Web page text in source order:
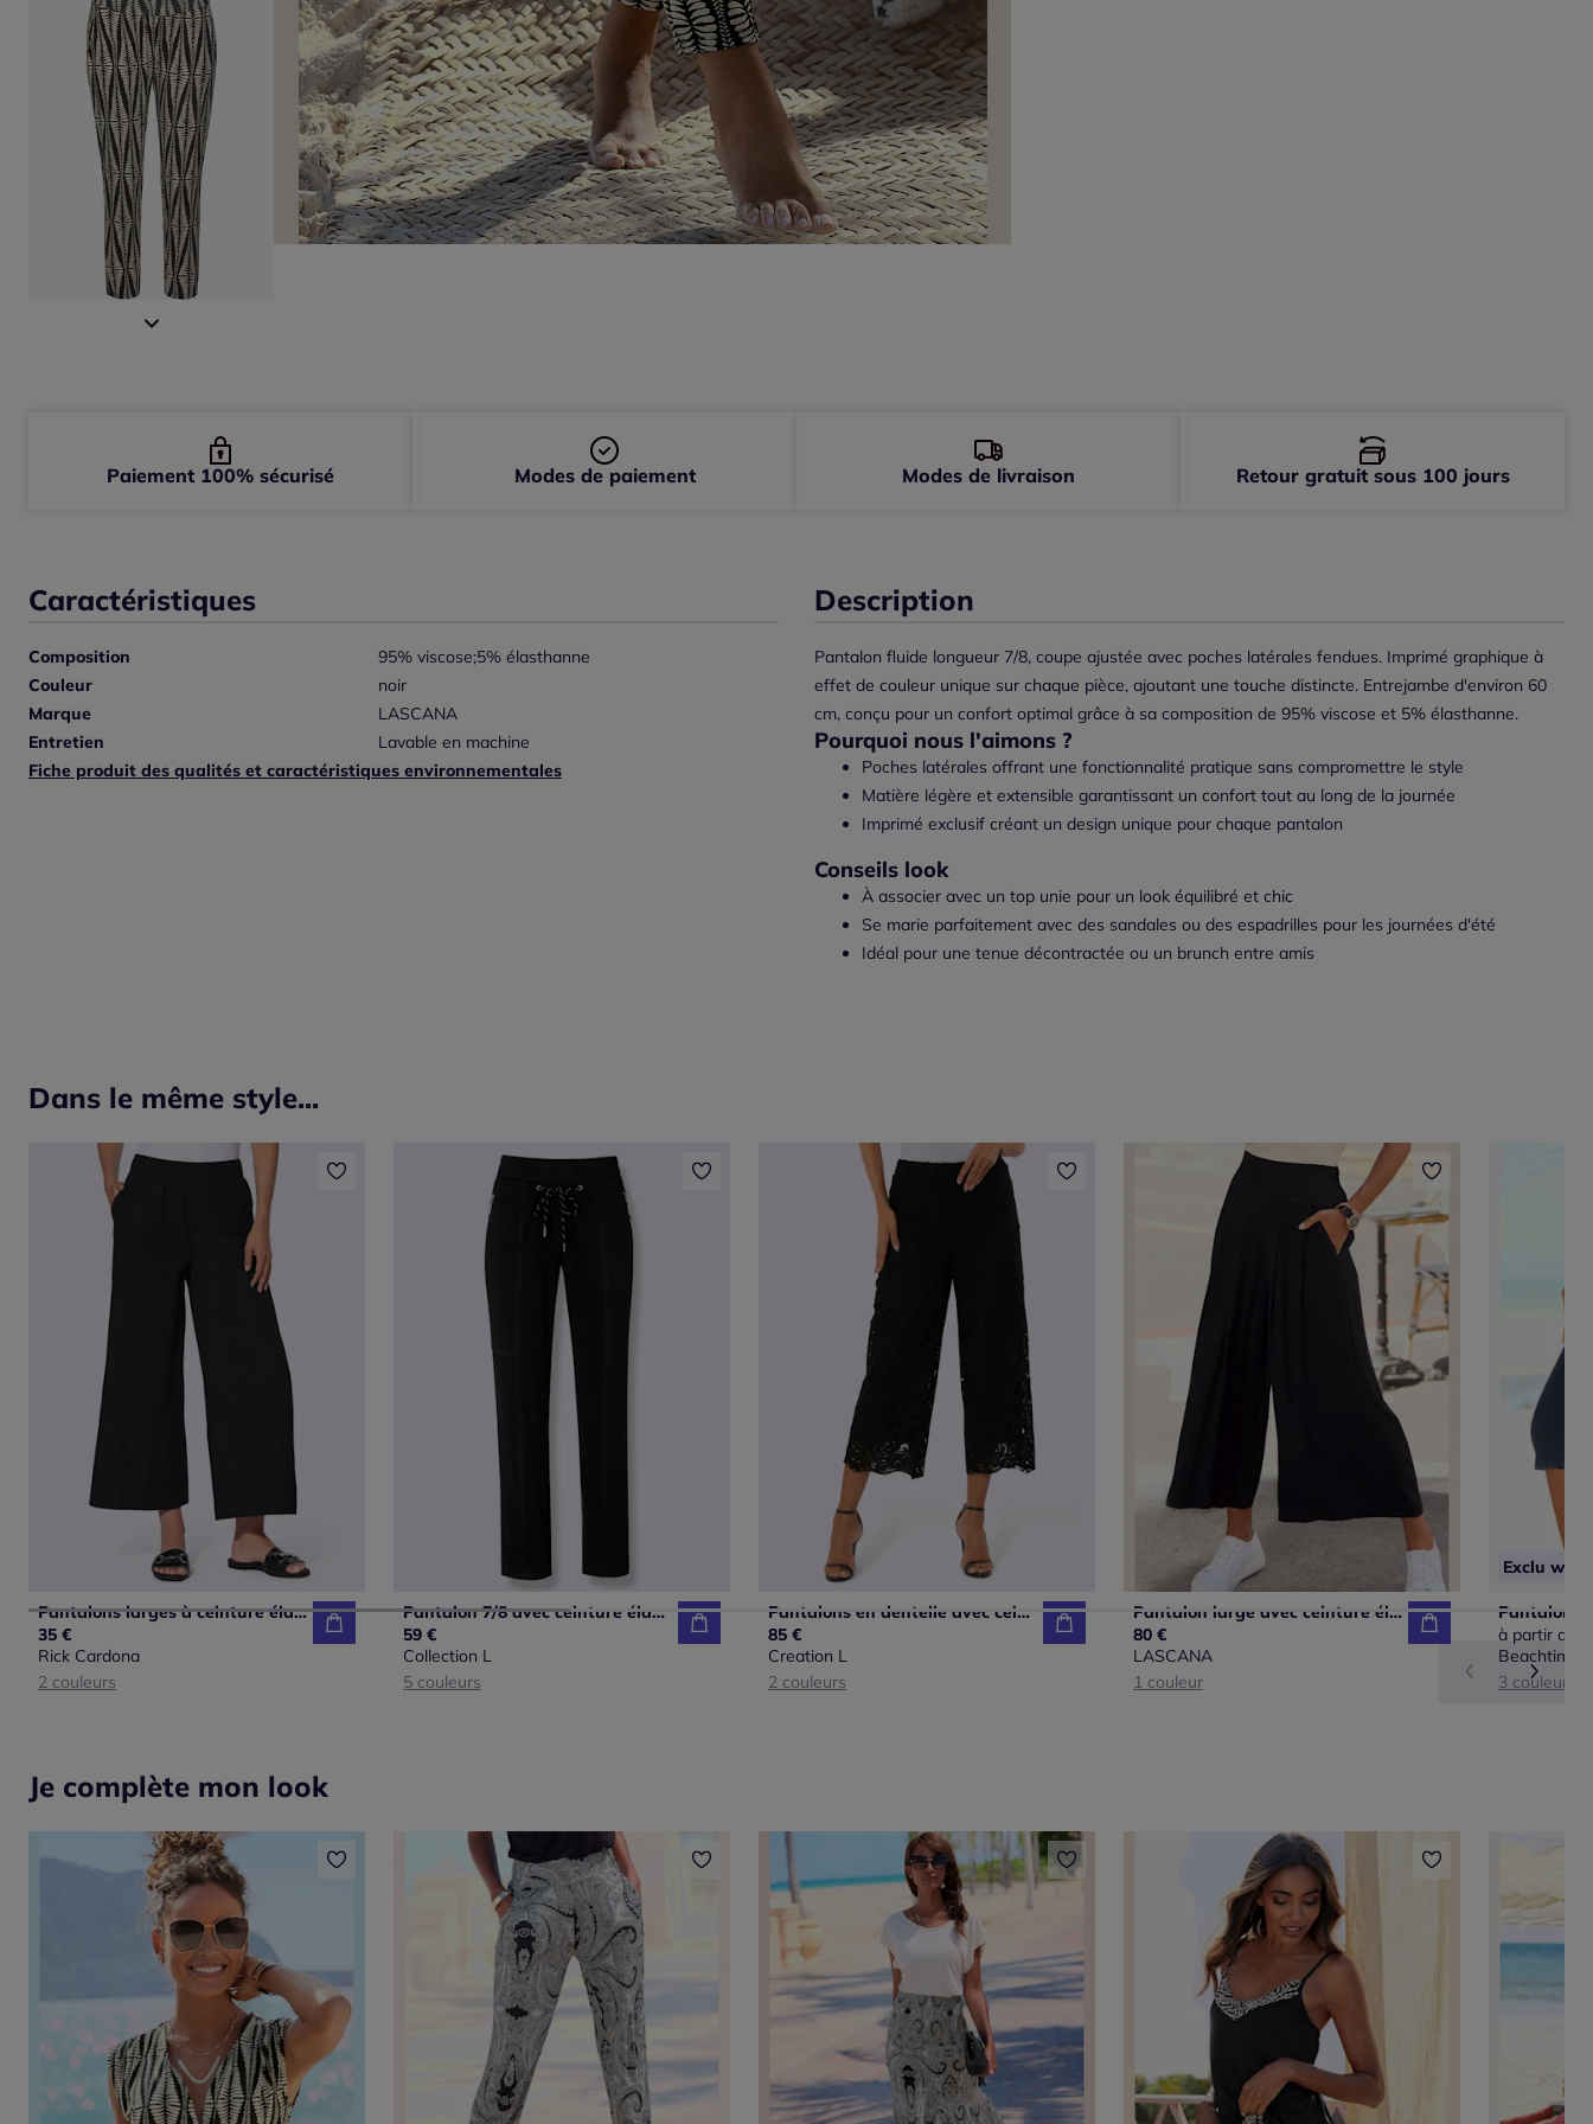
Caractéristiques
Composition
95% viscose;5% élasthanne
Couleur
noir
Marque
LASCANA
Entretien
Lavable en machine
Fiche produit des qualités et caractéristiques environnementales
Description
Pantalon fluide longueur 7/8, coupe ajustée avec poches latérales fendues. Imprimé graphique à
effet de couleur unique sur chaque pièce, ajoutant une touche distincte. Entrejambe d'environ 60
cm, conçu pour un confort optimal grâce à sa composition de 95% viscose et 5% élasthanne.
Pourquoi nous l'aimons ?
Poches latérales offrant une fonctionnalité pratique sans compromettre le style
Matière légère et extensible garantissant un confort tout au long de la journée
Imprimé exclusif créant un design unique pour chaque pantalon
Conseils look
À associer avec un top unie pour un look équilibré et chic
Se marie parfaitement avec des sandales ou des espadrilles pour les journées d'été
Idéal pour une tenue décontractée ou un brunch entre amis
Paiement 100% sécurisé Modes de paiement Modes de livraison Retour gratuit sous 100 jours
Dans le même style...
Pantalons larges à ceinture élastique avec poches latérales
35 €
Rick Cardona
2 couleurs
Pantalon 7/8 avec ceinture élastique et poches pratiques
59 €
Collection L
5 couleurs
Pantalons en dentelle avec ceinture élastique et larges jambes
85 €
Creation L
2 couleurs
Pantalon large avec ceinture élastique et poches fendues
80 €
LASCANA
1 couleur
Exclu web
à partir de
Beachtime
3 couleurs
Je complète mon look